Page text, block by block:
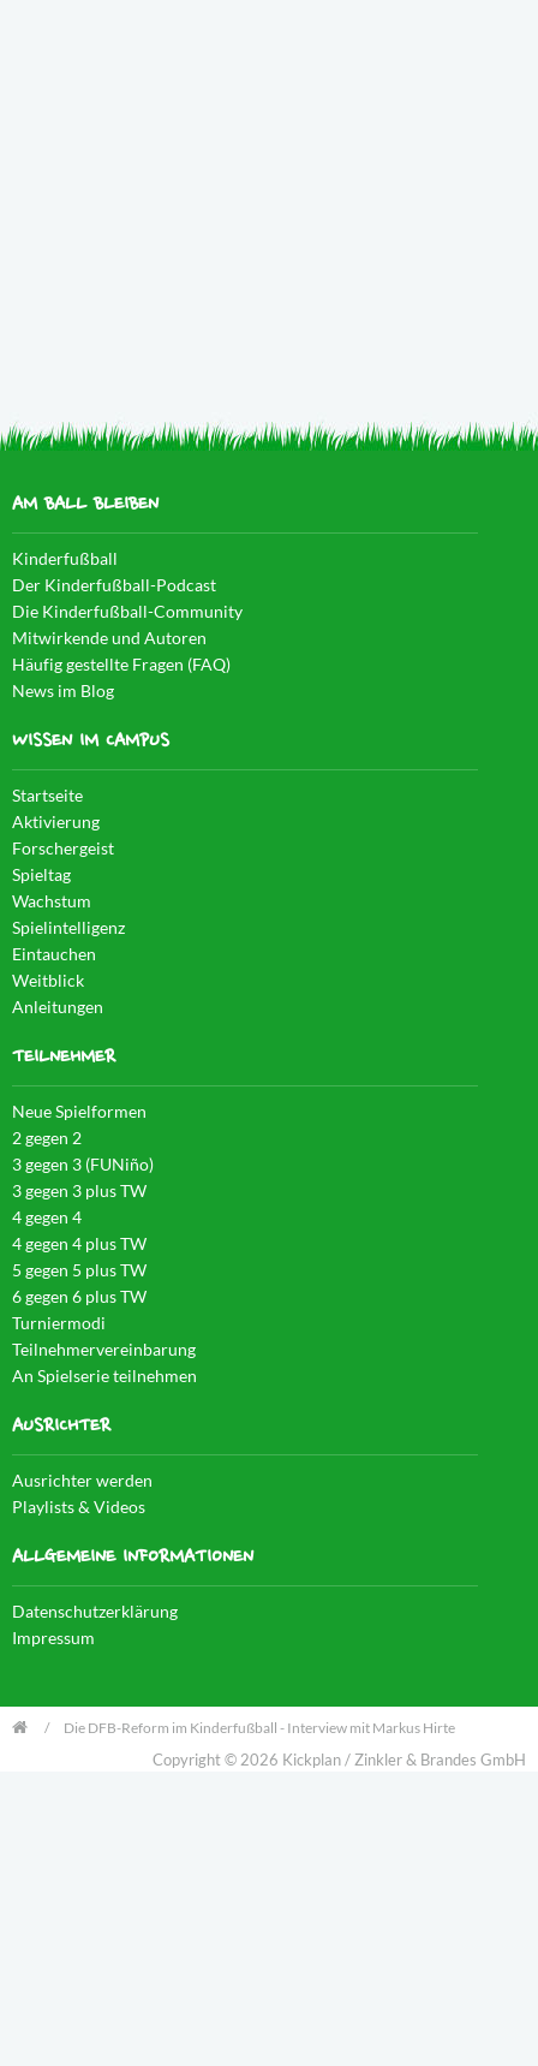
AM BALL BLEIBEN
Kinderfußball
Der Kinderfußball-Podcast
Die Kinderfußball-Community
Mitwirkende und Autoren
Häufig gestellte Fragen (FAQ)
News im Blog
WISSEN IM CAMPUS
Startseite
Aktivierung
Forschergeist
Spieltag
Wachstum
Spielintelligenz
Eintauchen
Weitblick
Anleitungen
TEILNEHMER
Neue Spielformen
2 gegen 2
3 gegen 3 (FUNiño)
3 gegen 3 plus TW
4 gegen 4
4 gegen 4 plus TW
5 gegen 5 plus TW
6 gegen 6 plus TW
Turniermodi
Teilnehmervereinbarung
An Spielserie teilnehmen
AUSRICHTER
Ausrichter werden
Playlists & Videos
ALLGEMEINE INFORMATIONEN
Datenschutzerklärung
Impressum
Die DFB-Reform im Kinderfußball - Interview mit Markus Hirte
Copyright © 2026 Kickplan / Zinkler & Brandes GmbH